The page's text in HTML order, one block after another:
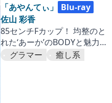
「あやんてぃ」
Blu-ray
佐山 彩香
85センチFカップ！ 均整のと
れた‘あーか’のBODYと魅力を
ギッシリ！！
グラマー 癒し系